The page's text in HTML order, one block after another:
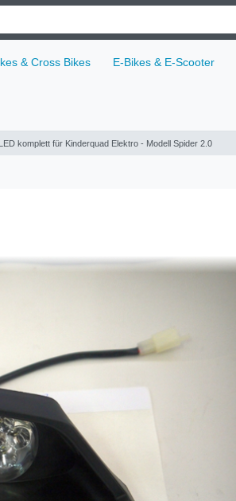
& Cross Bikes E-Bikes & E-Scooter
komplett für Kinderquad Elektro - Modell Spider 2.0